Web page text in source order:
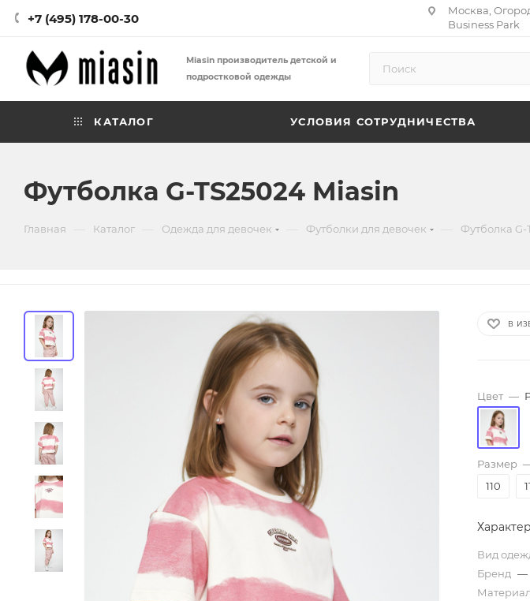
+7 (495) 178-00-30
Москва,
Business Park
Miasin производитель детской и
подростковой одежды
КАТАЛОГ УСЛОВИЯ СОТРУДНИЧЕСТВА
Футболка G-TS25024 Miasin
Главная Каталог Одежда для девочек Футболки для девочек Футболка G-
В
Цвет —
Размер
110
Вид
Бренд —
Материал